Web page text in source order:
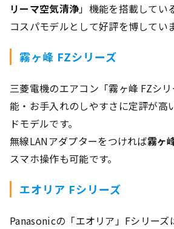
リーマ空気清浄」機能を搭載してい
コスパモデルとして好評を博してい
霧ヶ峰 FZシリーズ
三菱電機のエアコン「霧ヶ峰 FZシ
能・お手入れのしやすさに定評が高
ドモデルです。
無線LANアダプターをつければ霧ヶ
スマホ操作も可能です。
エオリア Fシリーズ
Panasonicの「エオリア」Fシリーズ